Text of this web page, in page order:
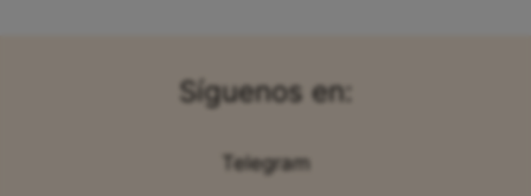
Síguenos en:
Telegram